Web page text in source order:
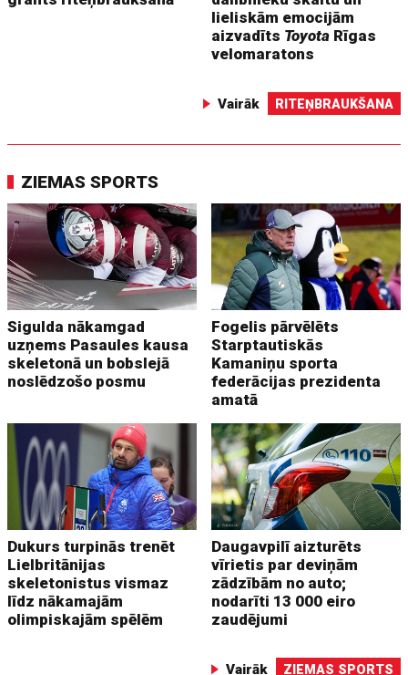
lieliskām emocijām
aizvadīts Toyota Rīgas
velomaratons
Vairāk RITEŅBRAUKŠANA
ZIEMAS SPORTS
Sigulda nākamgad
uzņems Pasaules kausa
skeletonā un bobslejā
noslēdzošo posmu
Fogelis pārvēlēts
Starptautiskās
Kamaniņu sporta
federācijas prezidenta
amatā
Dukurs turpinās trenēt
Lielbritānijas
skeletonistus vismaz
līdz nākamajām
olimpiskajām spēlēm
Daugavpilī aizturēts
vīrietis par deviņām
zādzībām no auto;
nodarīti 13 000 eiro
zaudējumi
Vairāk ZIEMAS SPORTS